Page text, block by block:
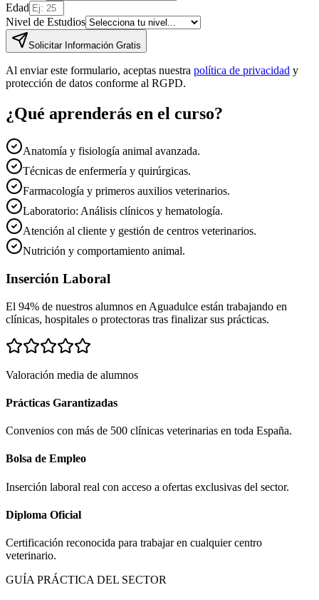
Edad
Nivel de Estudios
Solicitar Información Gratis
Al enviar este formulario, aceptas nuestra política de privacidad y
protección de datos conforme al RGPD.
¿Qué aprenderás en el curso?
Anatomía y fisiología animal avanzada.
Técnicas de enfermería y quirúrgicas.
Farmacología y primeros auxilios veterinarios.
Laboratorio: Análisis clínicos y hematología.
Atención al cliente y gestión de centros veterinarios.
Nutrición y comportamiento animal.
Inserción Laboral
El 94% de nuestros alumnos en Aguadulce están trabajando en
clínicas, hospitales o protectoras tras finalizar sus prácticas.
Valoración media de alumnos
Prácticas Garantizadas
Convenios con más de 500 clínicas veterinarias en toda España.
Bolsa de Empleo
Inserción laboral real con acceso a ofertas exclusivas del sector.
Diploma Oficial
Certificación reconocida para trabajar en cualquier centro
veterinario.
GUÍA PRÁCTICA DEL SECTOR